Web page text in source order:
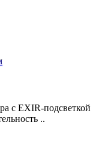
с EXIR-подсветкой
..